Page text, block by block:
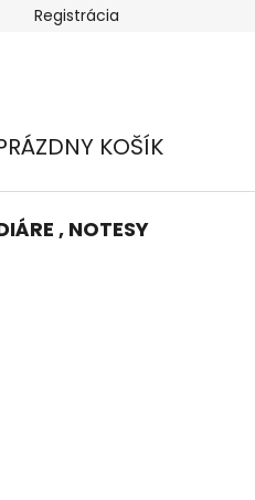
tovaru Odstúpenie od
Registrácia
KOŠÍK
, NOTESY